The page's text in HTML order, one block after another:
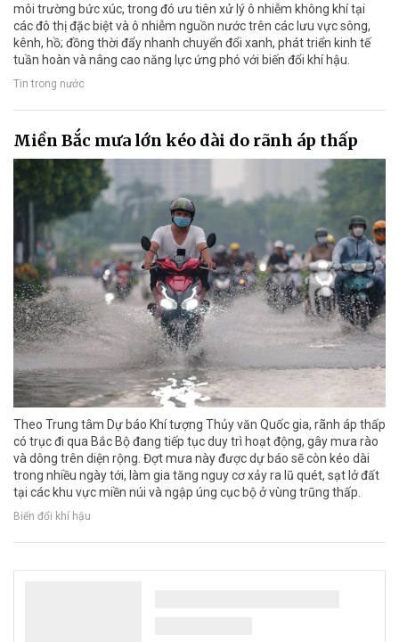
môi trường bức xúc, trong đó ưu tiên xử lý ô nhiễm không khí tại
các đô thị đặc biệt và ô nhiễm nguồn nước trên các lưu vực sông,
kênh, hồ; đồng thời đẩy nhanh chuyển đổi xanh, phát triển kinh tế
tuần hoàn và nâng cao năng lực ứng phó với biến đổi khí hậu.
Tin trong nước
Miền Bắc mưa lớn kéo dài do rãnh áp thấp
Theo Trung tâm Dự báo Khí tượng Thủy văn Quốc gia, rãnh áp thấp
có trục đi qua Bắc Bộ đang tiếp tục duy trì hoạt động, gây mưa rào
và dông trên diện rộng. Đợt mưa này được dự báo sẽ còn kéo dài
trong nhiều ngày tới, làm gia tăng nguy cơ xảy ra lũ quét, sạt lở đất
tại các khu vực miền núi và ngập úng cục bộ ở vùng trũng thấp.
Biến đổi khí hậu
Hôm nay, khai mạc Kỳ họp không thường lệ